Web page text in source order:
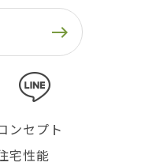
ンセプト
宅性能